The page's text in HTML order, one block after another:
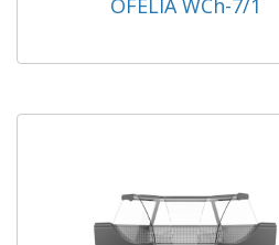
OFELIA WCh-7/1